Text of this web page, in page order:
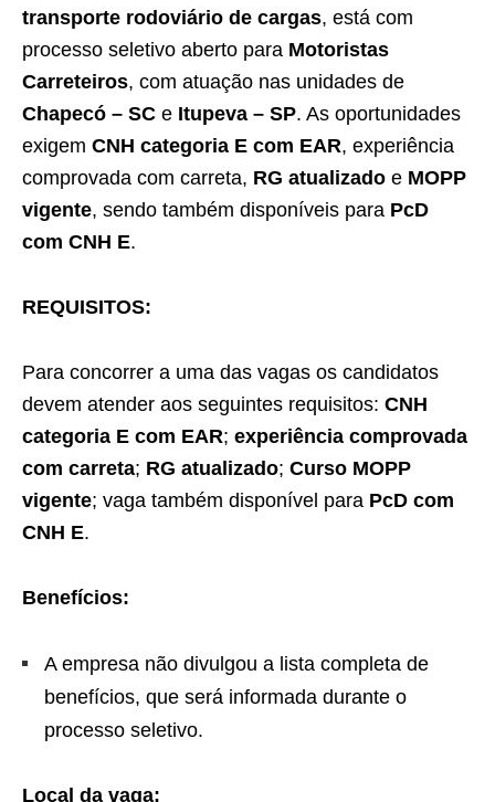
transporte rodoviário de cargas, está com
processo seletivo aberto para Motoristas
Carreteiros, com atuação nas unidades de
Chapecó – SC e Itupeva – SP. As oportunidades
exigem CNH categoria E com EAR, experiência
comprovada com carreta, RG atualizado e MOPP
vigente, sendo também disponíveis para PcD
com CNH E.
REQUISITOS:
Para concorrer a uma das vagas os candidatos
devem atender aos seguintes requisitos: CNH
categoria E com EAR; experiência comprovada
com carreta; RG atualizado; Curso MOPP
vigente; vaga também disponível para PcD com
CNH E.
Benefícios:
A empresa não divulgou a lista completa de
benefícios, que será informada durante o
processo seletivo.
Local da vaga: